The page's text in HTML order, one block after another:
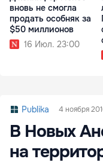
вновь не смогла
продать особняк за
$50 миллионов
16 Июл. 23:00
Publika 4 ноября
В Новых
на